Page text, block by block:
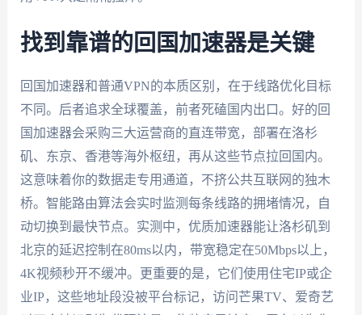
找到靠谱的回国加速器是关键
回国加速器和普通VPN的本质区别，在于线路优化目标
不同。后者追求全球覆盖，前者死磕国内出口。好的回
国加速器会采购三大运营商的直连带宽，部署在洛杉
矶、东京、香港等海外枢纽，再从这些节点拉回国内。
这意味着你的数据走专用通道，不挤公共互联网的独木
桥。智能路由算法会实时监测每条线路的拥堵情况，自
动切换到最快节点。实测中，优质加速器能让洛杉矶到
北京的延迟控制在80ms以内，带宽稳定在50Mbps以上，
4K视频秒开不缓冲。更重要的是，它们使用住宅IP或企
业IP，这些地址段没被平台标记，访问芒果TV、爱奇艺